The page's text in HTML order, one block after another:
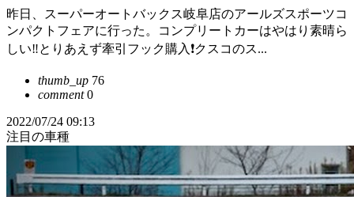
昨日、スーパーオートバックス岐阜店のアールズスポーツコ
ンパクトフェアに行った。コンプリートカーはやはり素晴ら
しい‼️とりあえず牽引フック購入❗️クスコのス...
thumb_up 76
comment0
2022/07/24 09:13
注目の車種